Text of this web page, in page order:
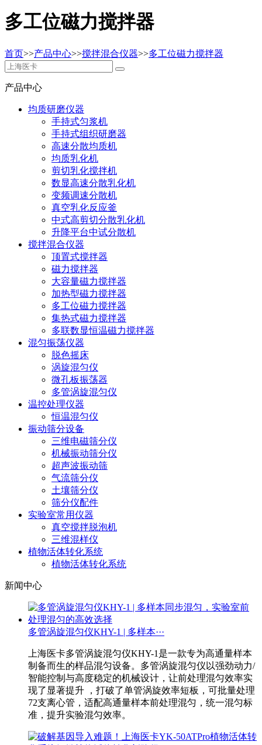
多工位磁力搅拌器
首页>>产品中心>>搅拌混合仪器>>多工位磁力搅拌器
产品中心
均质研磨仪器
手持式匀浆机
手持式组织研磨器
高速分散均质机
均质乳化机
剪切乳化搅拌机
数显高速分散乳化机
变频调速分散机
真空乳化反应釜
中式高剪切分散乳化机
升降平台中试分散机
搅拌混合仪器
顶置式搅拌器
磁力搅拌器
大容量磁力搅拌器
加热型磁力搅拌器
多工位磁力搅拌器
集热式磁力搅拌器
多联数显恒温磁力搅拌器
混匀振荡仪器
脱色摇床
涡旋混匀仪
微孔板振荡器
多管涡旋混匀仪
温控处理仪器
恒温混匀仪
振动筛分设备
三维电磁筛分仪
机械振动筛分仪
超声波振动筛
气流筛分仪
土壤筛分仪
筛分仪配件
实验室常用仪器
真空搅拌脱泡机
三维混样仪
植物活体转化系统
植物活体转化系统
新闻中心
多管涡旋混匀仪KHY-1 | 多样本···
上海医卡多管涡旋混匀仪KHY-1是一款专为高通量样本
制备而生的样品混匀设备。多管涡旋混匀仪以强劲动力/
智能控制与高度稳定的机械设计，让前处理混匀效率实
现了显著提升 ，打破了单管涡旋效率短板，可批量处理
72支离心管，适配高通量样本前处理混匀，统一混匀标
准，提升实验混匀效率。